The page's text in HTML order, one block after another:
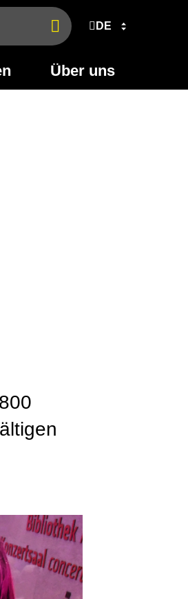
Jetzt
finden
DE
Über uns